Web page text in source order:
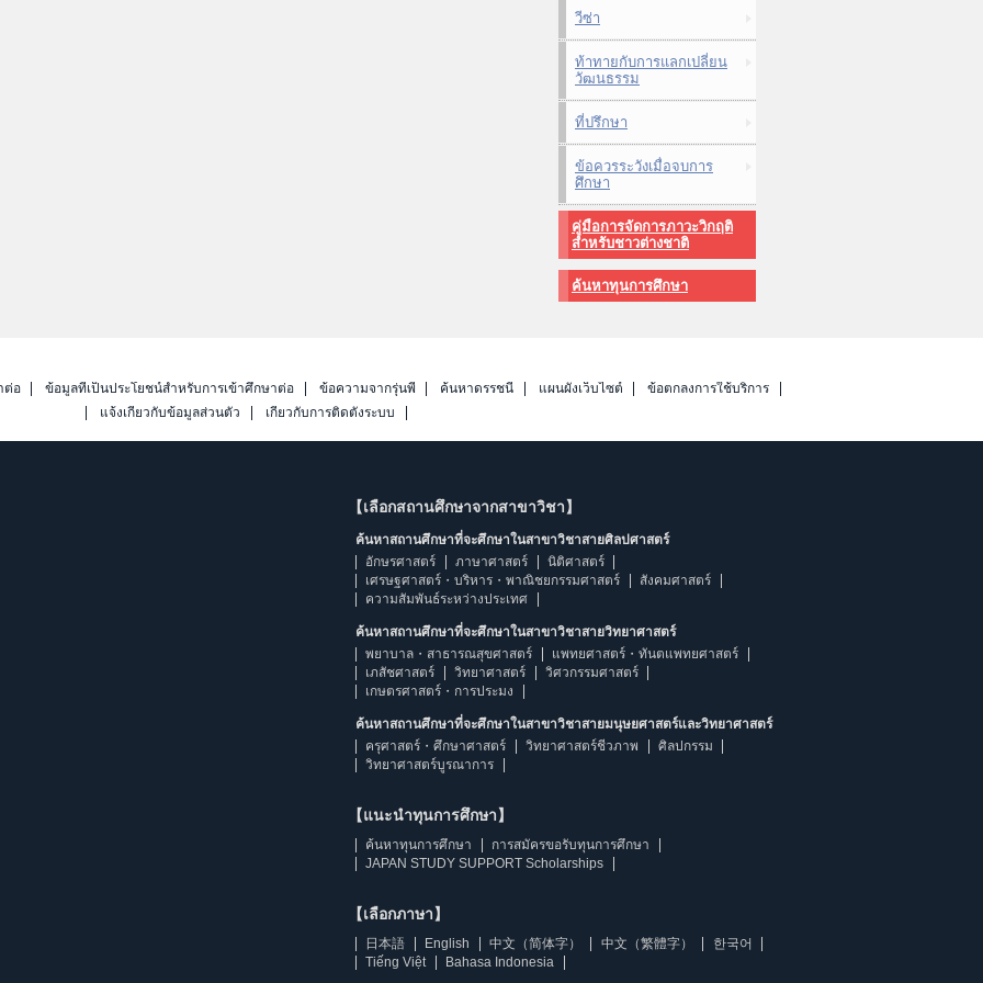
วีซ่า
ท้าทายกับการแลกเปลี่ยน
วัฒนธรรม
ที่ปรึกษา
ข้อควรระวังเมื่อจบการ
ศึกษา
คู่มือการจัดการภาวะวิกฤติ
สำหรับชาวต่างชาติ
ค้นหาทุนการศึกษา
ต่อ ข้อมูลที่เป็นประโยชน์สำหรับการเข้าศึกษาต่อ ข้อความจากรุ่นพี่ ค้นหาดรรชนี แผนผังเว็บไซต์
ข้อตกลงการใช้บริการ
แจ้งเกี่ยวกับข้อมูลส่วนตัว
เกี่ยวกับการติดตั้งระบบ
【เลือกสถานศึกษาจากสาขาวิชา】
ค้นหาสถานศึกษาที่จะศึกษาในสาขาวิชาสายศิลปศาสตร์
อักษรศาสตร์
ภาษาศาสตร์
นิติศาสตร์
เศรษฐศาสตร์・บริหาร・พาณิชยกรรมศาสตร์
สังคมศาสตร์
ความสัมพันธ์ระหว่างประเทศ
ค้นหาสถานศึกษาที่จะศึกษาในสาขาวิชาสายวิทยาศาสตร์
พยาบาล・สาธารณสุขศาสตร์
แพทยศาสตร์・ทันตแพทยศาสตร์
เภสัชศาสตร์
วิทยาศาสตร์
วิศวกรรมศาสตร์
เกษตรศาสตร์・การประมง
ค้นหาสถานศึกษาที่จะศึกษาในสาขาวิชาสายมนุษยศาสตร์และวิทยาศาสตร์
ครุศาสตร์・ศึกษาศาสตร์
วิทยาศาสตร์ชีวภาพ
ศิลปกรรม
วิทยาศาสตร์บูรณาการ
【แนะนำทุนการศึกษา】
ค้นหาทุนการศึกษา
การสมัครขอรับทุนการศึกษา
JAPAN STUDY SUPPORT Scholarships
【เลือกภาษา】
日本語 English 中文（简体字） 中文（繁體字）
한국어
Tiếng Việt
Bahasa Indonesia